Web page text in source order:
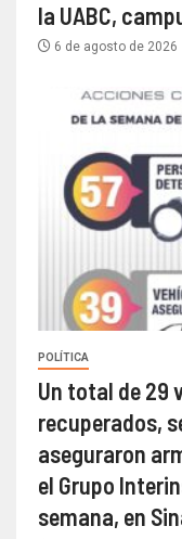
la UABC,
6 de agosto de 2026
POLÍTICA
Un total de 29
recuperados,
aseguraron
el Grupo
semana, en